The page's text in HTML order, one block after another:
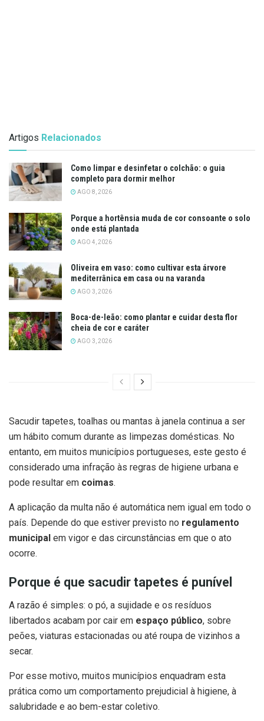
Artigos Relacionados
Como limpar e desinfetar o colchão: o guia
completo para dormir melhor
AGO 8, 2026
Porque a hortênsia muda de cor consoante o solo
onde está plantada
AGO 4, 2026
Oliveira em vaso: como cultivar esta árvore
mediterrânica em casa ou na varanda
AGO 3, 2026
Boca-de-leão: como plantar e cuidar desta flor
cheia de cor e caráter
AGO 3, 2026
Sacudir tapetes, toalhas ou mantas à janela continua a ser
um hábito comum durante as limpezas domésticas. No
entanto, em muitos municípios portugueses, este gesto é
considerado uma infração às regras de higiene urbana e
pode resultar em coimas.
A aplicação da multa não é automática nem igual em todo o
país. Depende do que estiver previsto no regulamento
municipal em vigor e das circunstâncias em que o ato
ocorre.
Porque é que sacudir tapetes é punível
A razão é simples: o pó, a sujidade e os resíduos
libertados acabam por cair em espaço público, sobre
peões, viaturas estacionadas ou até roupa de vizinhos a
secar.
Por esse motivo, muitos municípios enquadram esta
prática como um comportamento prejudicial à higiene, à
salubridade e ao bem-estar coletivo.